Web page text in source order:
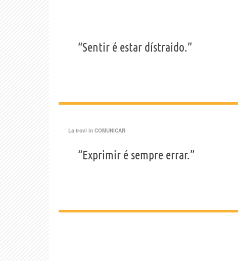
“Sentir é estar dístraido.”
La trovi in COMUNICAR
“Exprimir é sempre errar.”